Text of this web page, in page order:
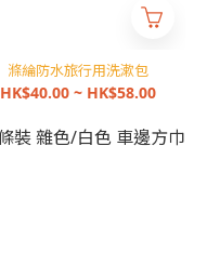
滌綸防水旅行用洗漱包
HK$40.00 ~ HK$58.00